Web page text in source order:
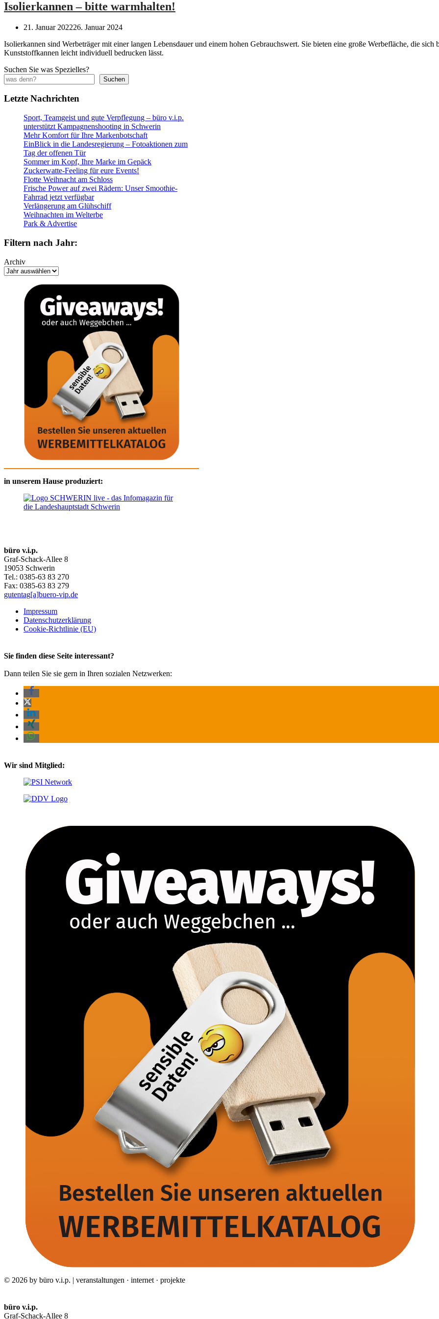
Isolierkannen – bitte warmhalten!
21. Januar 202226. Januar 2024
Isolierkannen sind Werbeträger mit einer langen Lebensdauer und einem hohen Gebrauchswert. Sie bieten eine große Werbefläche, die sich
Kunststoffkannen leicht individuell bedrucken lässt.
Suchen Sie was Spezielles?
Suchen
Letzte Nachrichten
Sport, Teamgeist und gute Verpflegung – büro v.i.p.
unterstützt Kampagnenshooting in Schwerin
Mehr Komfort für Ihre Markenbotschaft
EinBlick in die Landesregierung – Fotoaktionen zum
Tag der offenen Tür
Sommer im Kopf, Ihre Marke im Gepäck
Zuckerwatte-Feeling für eure Events!
Flotte Weihnacht am Schloss
Frische Power auf zwei Rädern: Unser Smoothie-
Fahrrad jetzt verfügbar
Verlängerung am Glühschiff
Weihnachten im Welterbe
Park & Advertise
Filtern nach Jahr:
Archiv
in unserem Hause produziert:
büro v.i.p.
Graf-Schack-Allee 8
19053 Schwerin
Tel.: 0385-63 83 270
Fax: 0385-63 83 279
gutentag[a]buero-vip.de
Impressum
Datenschutz­erklärung
Cookie-Richtlinie (EU)
Sie finden diese Seite interessant?
Dann teilen Sie sie gern in Ihren sozialen Netzwerken:
Wir sind Mitglied:
© 2026 by büro v.i.p. | veranstaltungen · internet · projekte
büro v.i.p.
Graf-Schack-Allee 8